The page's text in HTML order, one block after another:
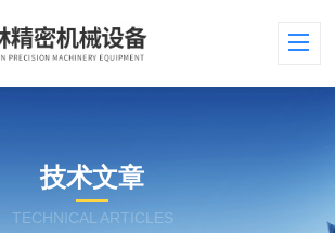
技术文章
TECHNICAL ARTICLES